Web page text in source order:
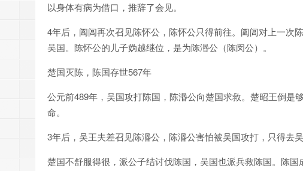
以身体有病为借口，推辞了会见。
4年后，阖闾再次召见陈怀公，陈怀公只得前往。阖闾对上一次
吴国。陈怀公的儿子妫越继位，是为陈湣公（陈闵公）。
楚国灭陈，陈国存世567年
公元前489年，吴国攻打陈国，陈湣公向楚国求救。楚昭王倒是
命。
3年后，吴王夫差召见陈湣公，陈湣公害怕被吴国攻打，只得去
楚国不舒服得很，派公子结讨伐陈国，吴国也派兵救陈国。陈